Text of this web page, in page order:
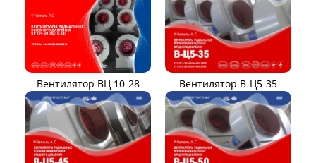
Вентилятор ВЦ 10-28 Вентилятор В-Ц5-35